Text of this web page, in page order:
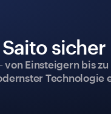
Einsteigern bis